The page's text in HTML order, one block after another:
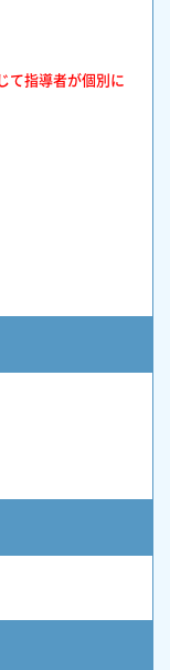
て指導者が個別に